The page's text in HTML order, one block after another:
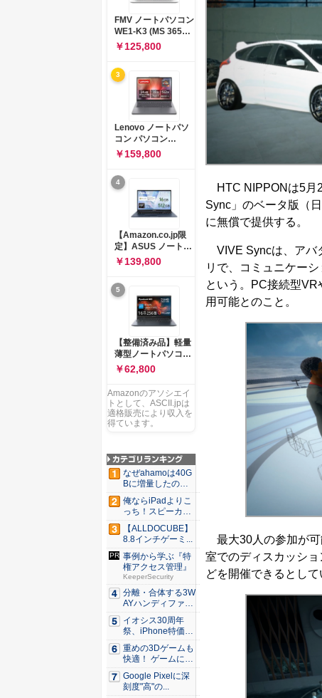
HTC NIPPONは5月
Sync」のベータ版（
に無償で提供する。
VIVE Syncは、アバ
リで、コミュニケー
という。PC接続型VR
用可能とのこと。
最大30人の参加が可
室でのディスカッシ
どを開催できるとして
2024搭載 WPS
Office搭載 カメラシ
ャッター 指紋認証 薄
型 Copilotキー搭載
ナチュラルシルバー
FMV ノートパソコン
WE1-K3 (MS 365
Personal/Copilotキ
ー搭載/Win 11/15.6
型/Core
i5/16GB/SSD
512GB/ホワイト)
FMVWK3E15W_AZ
￥125,800
3
Lenovo ノートパソ
コン パソコン
IdeaPad Slim 3 14.0
インチ AMD
Ryzen™ 5 8640HS
メモリ16GB
SSD512GB
Microsoft 365 試用
版 Windows11 バッ
テリー駆動12.6時間
重量1.39kg ルナグレ
ー 83K9003JJP ノー
トPC
￥159,800
4
【Amazon.co.jp限
定】ASUS ノートパ
ソコン Vivobook 15
M1502NAQ 15.6イ
ンチ AMD Ryzen 7
170 メモリ16GB
SSD 512GB
Microsoft 365
Personal (24か月版)
搭載 Windows 11 重
量1.7kg Wi-Fi 6E ク
ワイエットブルー
M1502NAQ-
￥139,800
5
【整備済み品】軽量
薄型ノートパソコン
dynabook G83 ■
13.3型
FHD(1920x1080) -
高性能第11世代Core
i5-1135G7 - メモリ
16GB - SSD 256GB
USB Type-C - MS
Office 2021 - Win11
搭載
￥62,800
Amazonのアソシエイ
トとして、ASCII.jpは
適格販売により収入を
得ています。
なぜahamoは40G
Bに増量したの
か ...
俺ならiPadよりこ
っち！スピーカー
9個...
【ALLDOCUBE】
8.8インチゲーミ...
事例から学ぶ『特
権アクセス管理』
KeeperSecurity
分離・合体する3W
AYハンディファ
ン。置...
イオシス30周年
祭、iPhone特価品
を...
重めの3Dゲームも
快適！ ゲームに強
いH...
Google Pixelに深
刻度"高"の...